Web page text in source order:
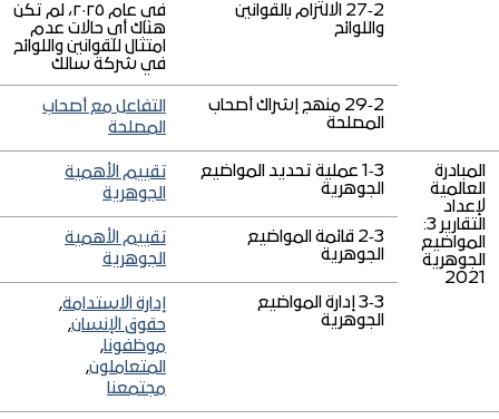
2‑27 الالتزام بالقوانين
واللوائح
في عام ٢٠٢٥، لم تكن
هناك أي حالات عدم
امتثال للقوانين واللوائح
في شركة سالك
2‑29 منهج إشراك أصحاب
المصلحة
التفاعل مع أصحاب
المصلحة
المبادرة
العالمية
لإعداد
التقارير 3:
المواضيع
الجوهرية
2021
3‑1 عملية تحديد المواضيع
الجوهرية
تقييم الأهمية
الجوهرية
3‑2 قائمة المواضيع
الجوهرية
تقييم الأهمية
الجوهرية
3‑3 إدارة المواضيع
الجوهرية
إدارة الاستدامة,
حقوق الإنسان,
موظفونا,
المتعاملون,
مجتمعنا